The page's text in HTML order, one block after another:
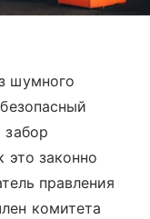
шумного
забор
это законно
правления
комитета